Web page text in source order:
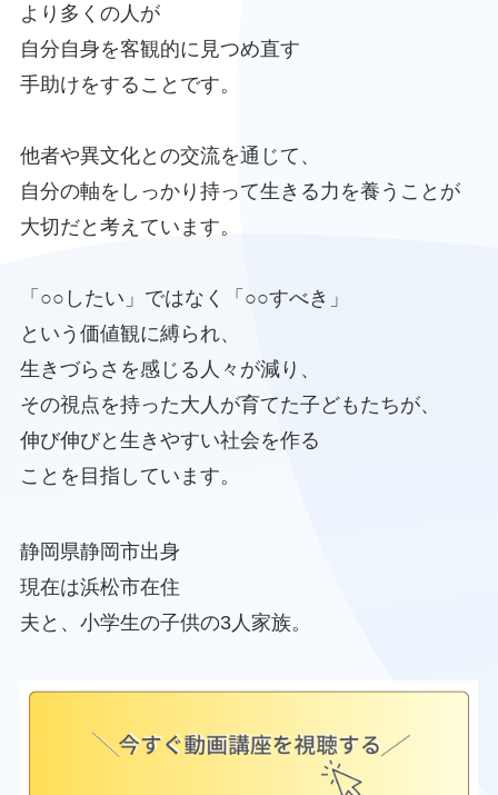
より多くの人が
自分自身を客観的に見つめ直す
手助けをすることです。
他者や異文化との交流を通じて、
自分の軸をしっかり持って生きる力を養うことが
大切だと考えています。
「○○したい」ではなく「○○すべき」
という価値観に縛られ、
生きづらさを感じる人々が減り、
その視点を持った大人が育てた子どもたちが、
伸び伸びと生きやすい社会を作る
ことを目指しています。
静岡県静岡市出身
現在は浜松市在住
夫と、小学生の子供の3人家族。